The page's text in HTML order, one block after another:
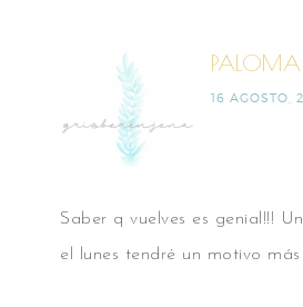
PALOMA
16 AGOSTO,
Saber q vuelves es genial!!!
el lunes tendré un motivo